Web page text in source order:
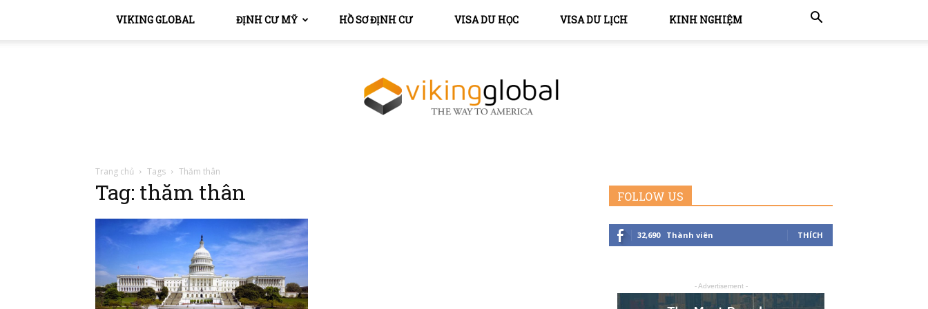
VIKING GLOBAL ĐỊNH CƯ MỸ HỒ SƠ ĐỊNH CƯ VISA DU HỌC VISA DU LỊCH KINH NGHIỆM
Trang chủ Tags Thăm thân
Tag: thăm thân FOLLOW US
32,690 Thành viên THÍCH
- Advertisement -